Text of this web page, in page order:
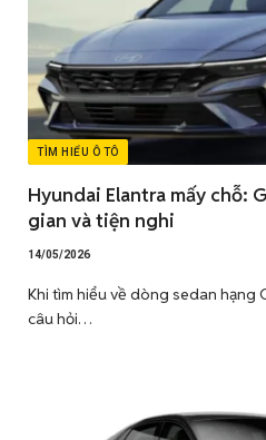
TÌM HIỂU Ô TÔ
Hyundai Elantra mấy chỗ:
gian và tiện nghi
14/05/2026
Khi tìm hiểu về dòng sedan hạng
câu hỏi…